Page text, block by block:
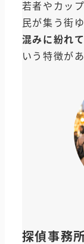
若者やカッ
民が集う街
混みに紛れ
いう特徴があ
探偵事務